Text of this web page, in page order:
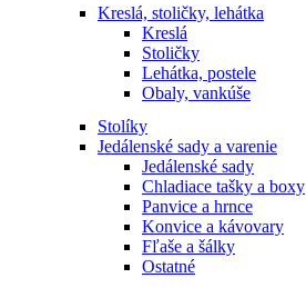
Kreslá, stoličky, lehátka
Kreslá
Stoličky
Lehátka, postele
Obaly, vankúše
Stolíky
Jedálenské sady a varenie
Jedálenské sady
Chladiace tašky a boxy
Panvice a hrnce
Konvice a kávovary
Fľaše a šálky
Ostatné